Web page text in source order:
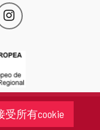
受所有cookie
Instagram
此
链
会
开
一
个
新